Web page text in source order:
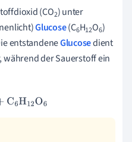
(CO2) unter
Glucose(C6H12O6)
entstandeneGlucosedient
während der Sauerstoff ein
12O6